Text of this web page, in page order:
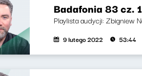
Badafonia 83 cz. 1
Playlista audycji: Zbigniew
9 lutego 2022 53:44